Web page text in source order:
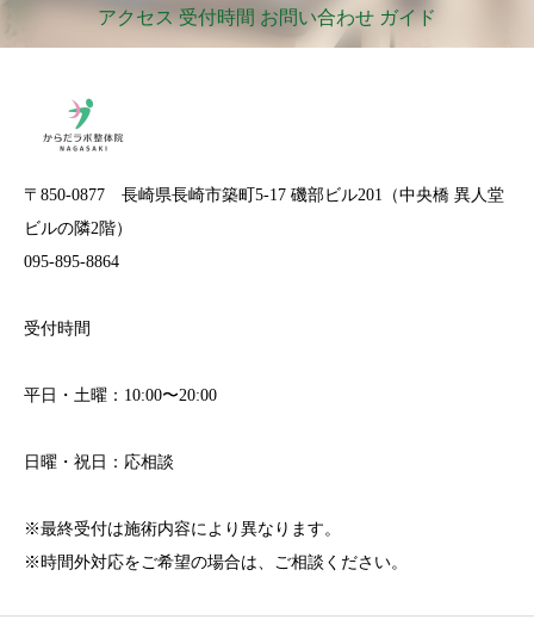
アクセス 受付時間 お問い合わせ ガイド
〒850-0877 長崎県長崎市築町5-17 磯部ビル201（中央橋 異人堂
ビルの隣2階）
095-895-8864
受付時間
平日・土曜：10:00〜20:00
日曜・祝日：応相談
※最終受付は施術内容により異なります。
※時間外対応をご希望の場合は、ご相談ください。